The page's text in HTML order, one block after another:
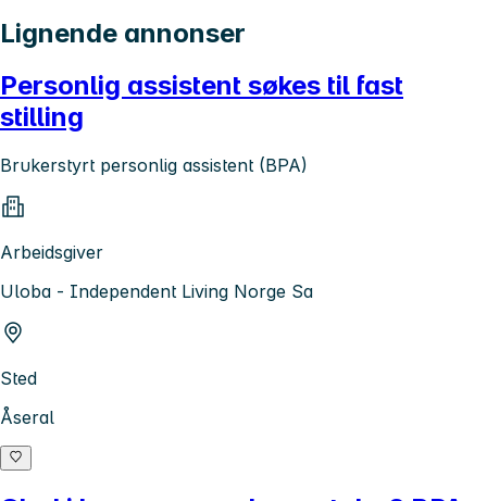
Lignende annonser
Personlig assistent søkes til fast
stilling
Brukerstyrt personlig assistent (BPA)
Arbeidsgiver
Uloba - Independent Living Norge Sa
Sted
Åseral